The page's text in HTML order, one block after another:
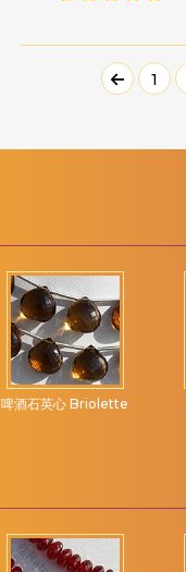
1
啤酒石英心 Briolette